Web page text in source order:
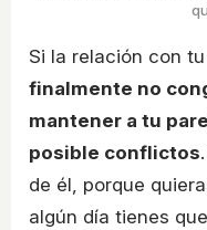
Si la relación con
finalmente no
mantener a tu
posible conflictos
de él, porque
algún día tienes